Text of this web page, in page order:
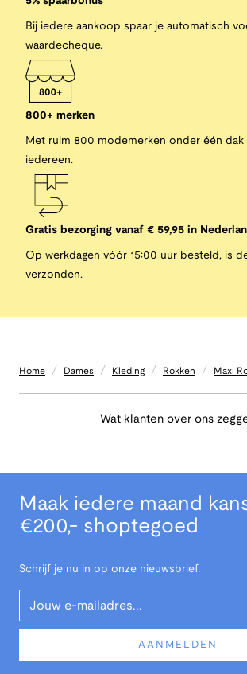
Bij iedere aankoop spaar je automatisch
waardecheque.
800+ merken
Met ruim 800 modemerken onder één dak
iedereen.
Gratis bezorging vanaf € 59,95 in
Op werkdagen vóór 15:00 uur besteld, is
verzonden.
Home / Dames / Kleding / Rokken / Maxi
Wat klanten over ons
Maak iedere maand
€200,- shoptegoed
Schrijf je nu in op onze nieuwsbrief.
Your Email
AANMELDEN